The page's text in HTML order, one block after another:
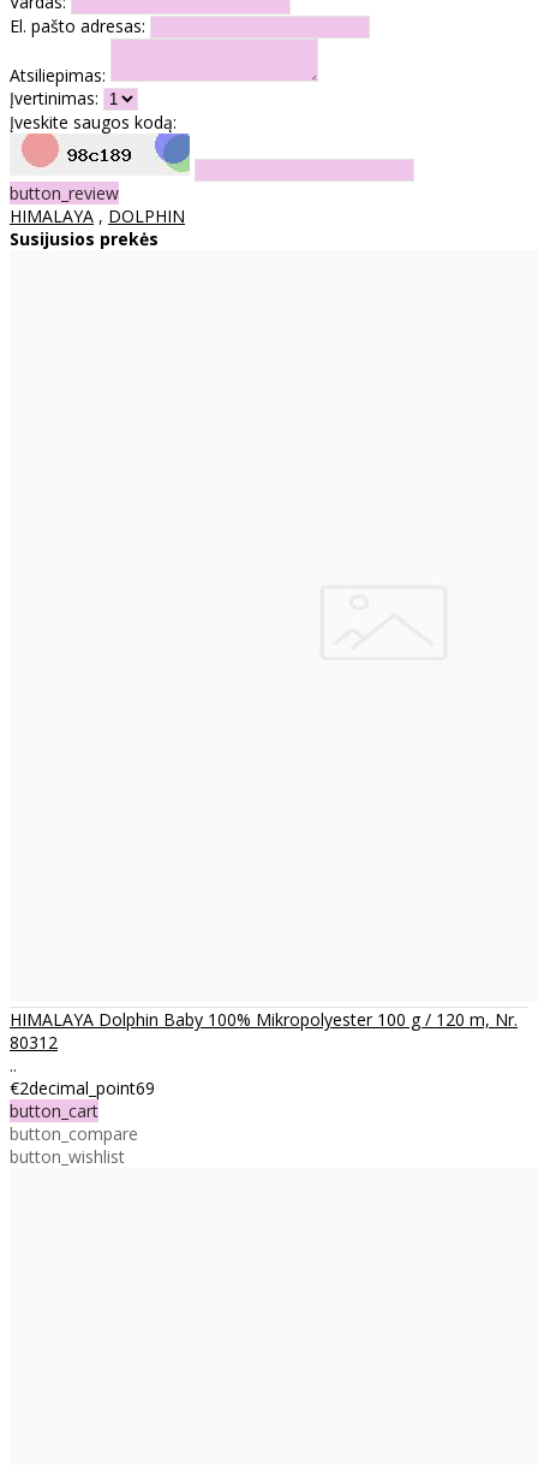
El. pašto adresas:
Atsiliepimas:
Įvertinimas:
Įveskite saugos kodą:
button_review
HIMALAYA , DOLPHIN
Susijusios prekės
HIMALAYA Dolphin Baby 100% Mikropolyester 100 g / 120 m, Nr.
80312
..
€2decimal_point69
button_cart
button_compare
button_wishlist